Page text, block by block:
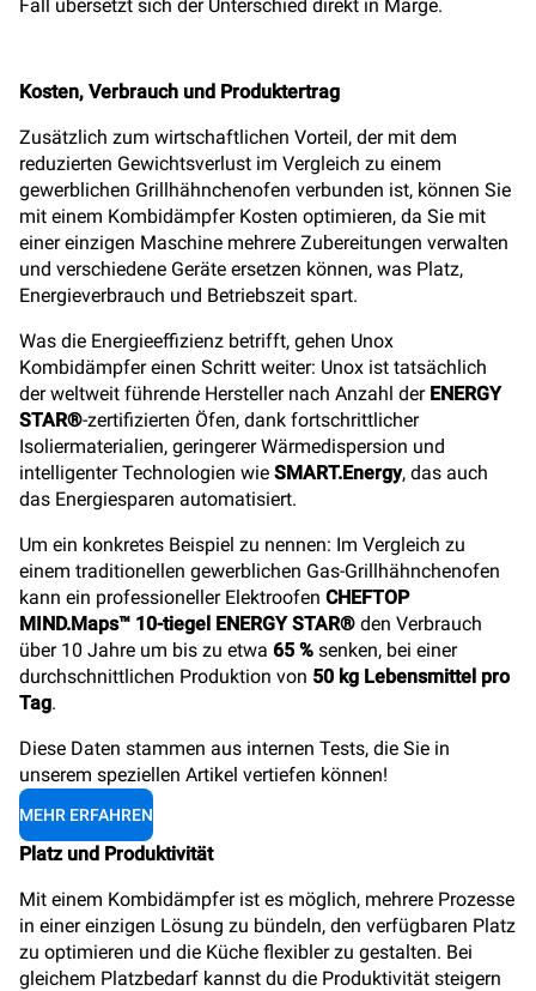
Fall übersetzt sich der Unterschied direkt in Marge.
Kosten, Verbrauch und Produktertrag
Zusätzlich zum wirtschaftlichen Vorteil, der mit dem
reduzierten Gewichtsverlust im Vergleich zu einem
gewerblichen Grillhähnchenofen verbunden ist, können Sie
mit einem Kombidämpfer Kosten optimieren, da Sie mit
einer einzigen Maschine mehrere Zubereitungen verwalten
und verschiedene Geräte ersetzen können, was Platz,
Energieverbrauch und Betriebszeit spart.
Was die Energieeffizienz betrifft, gehen Unox
Kombidämpfer einen Schritt weiter: Unox ist tatsächlich
der weltweit führende Hersteller nach Anzahl der ENERGY
STAR®-zertifizierten Öfen, dank fortschrittlicher
Isoliermaterialien, geringerer Wärmedispersion und
intelligenter Technologien wie SMART.Energy, das auch
das Energiesparen automatisiert.
Um ein konkretes Beispiel zu nennen: Im Vergleich zu
einem traditionellen gewerblichen Gas-Grillhähnchenofen
kann ein professioneller Elektroofen CHEFTOP
MIND.Maps™ 10-tiegel ENERGY STAR® den Verbrauch
über 10 Jahre um bis zu etwa 65 % senken, bei einer
durchschnittlichen Produktion von 50 kg Lebensmittel pro
Tag.
Diese Daten stammen aus internen Tests, die Sie in
unserem speziellen Artikel vertiefen können!
MEHR ERFAHREN
Platz und Produktivität
Mit einem Kombidämpfer ist es möglich, mehrere Prozesse
in einer einzigen Lösung zu bündeln, den verfügbaren Platz
zu optimieren und die Küche flexibler zu gestalten. Bei
gleichem Platzbedarf kannst du die Produktivität steigern